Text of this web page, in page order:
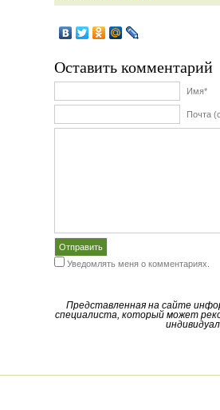
Оставить комментарий
Имя*
Почта
Уведомлять меня о комментариях.
Представленная на сайте
специалиста, который может